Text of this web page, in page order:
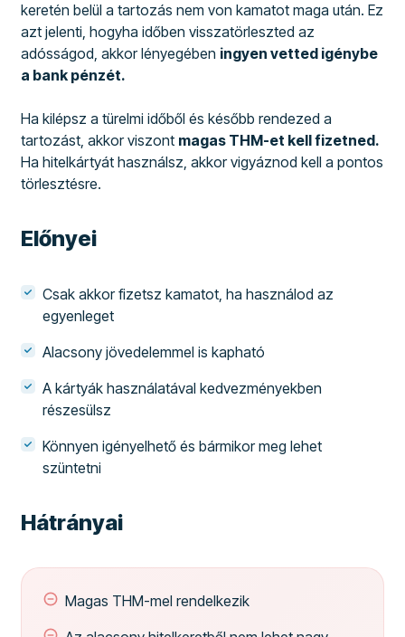
keretén belül a tartozás nem von kamatot maga után. Ez
azt jelenti, hogyha időben visszatörleszted az
adósságod, akkor lényegében ingyen vetted igénybe
a bank pénzét.
Ha kilépsz a türelmi időből és később rendezed a
tartozást, akkor viszont magas THM-et kell fizetned.
Ha hitelkártyát használsz, akkor vigyáznod kell a pontos
törlesztésre.
Előnyei
Csak akkor fizetsz kamatot, ha használod az
egyenleget
Alacsony jövedelemmel is kapható
A kártyák használatával kedvezményekben
részesülsz
Könnyen igényelhető és bármikor meg lehet
szüntetni
Hátrányai
Magas THM-mel rendelkezik